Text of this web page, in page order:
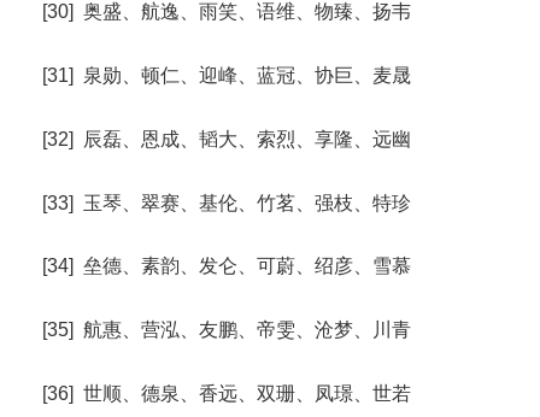
[30] 奥盛、航逸、雨笑、语维、物臻、扬韦
[31] 泉勋、顿仁、迎峰、蓝冠、协巨、麦晟
[32] 辰磊、恩成、韬大、索烈、享隆、远幽
[33] 玉琴、翠赛、基伦、竹茗、强枝、特珍
[34] 垒德、素韵、发仑、可蔚、绍彦、雪慕
[35] 航惠、营泓、友鹏、帝雯、沧梦、川青
[36] 世顺、德泉、香远、双珊、凤璟、世若